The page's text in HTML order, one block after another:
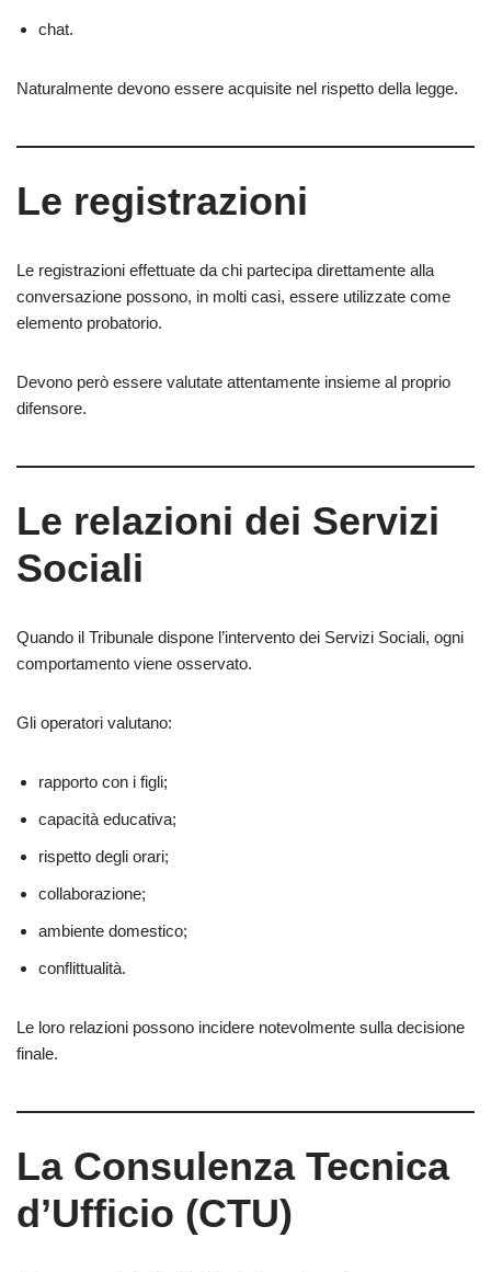
chat.
Naturalmente devono essere acquisite nel rispetto della legge.
Le registrazioni
Le registrazioni effettuate da chi partecipa direttamente alla
conversazione possono, in molti casi, essere utilizzate come
elemento probatorio.
Devono però essere valutate attentamente insieme al proprio
difensore.
Le relazioni dei Servizi
Sociali
Quando il Tribunale dispone l’intervento dei Servizi Sociali, ogni
comportamento viene osservato.
Gli operatori valutano:
rapporto con i figli;
capacità educativa;
rispetto degli orari;
collaborazione;
ambiente domestico;
conflittualità.
Le loro relazioni possono incidere notevolmente sulla decisione
finale.
La Consulenza Tecnica
d’Ufficio (CTU)